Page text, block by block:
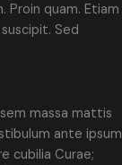
Proin quam. Etiam
Sed
massa mattis
ante ipsum
cubilia Curae;